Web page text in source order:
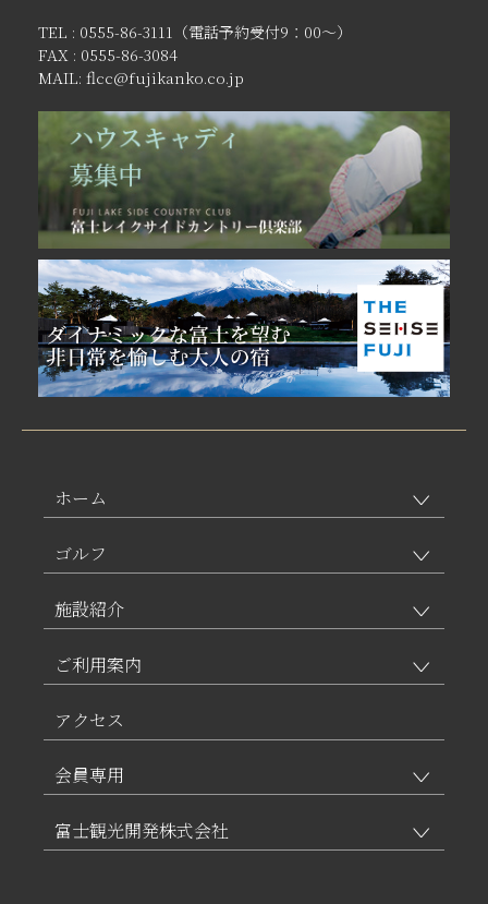
TEL : 0555-86-3111（電話予約受付9：00〜）
FAX : 0555-86-3084
MAIL: flcc@fujikanko.co.jp
ホーム
ゴルフ
施設紹介
ご利用案内
アクセス
会員専用
富士観光開発株式会社